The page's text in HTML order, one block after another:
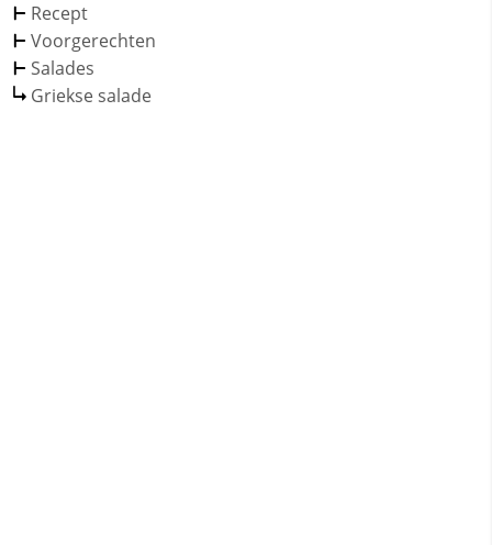
Recept
Voorgerechten
Salades
Griekse salade